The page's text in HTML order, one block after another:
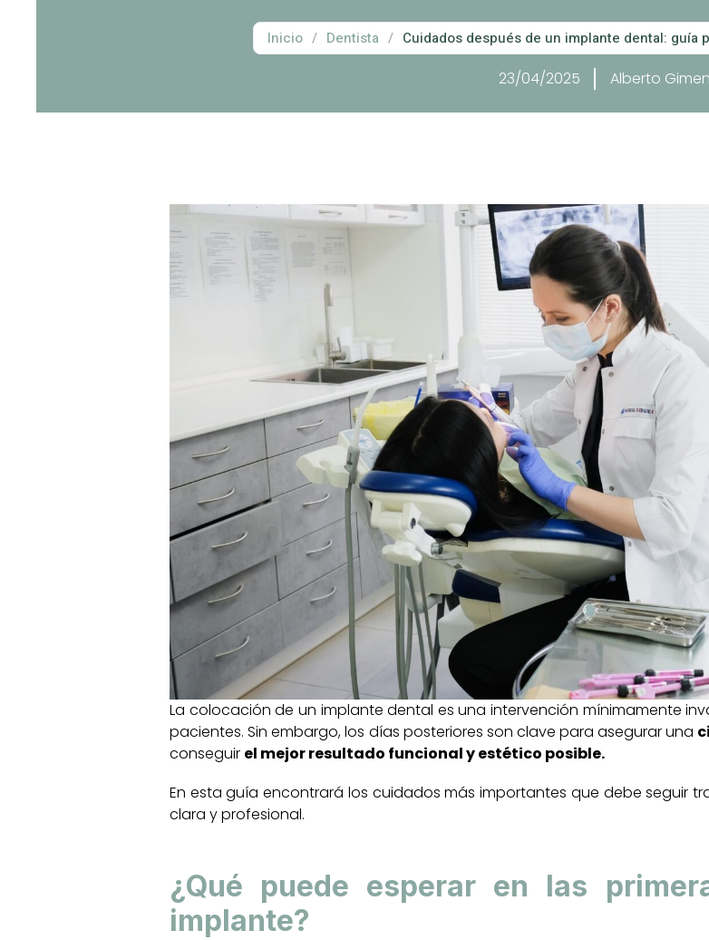
Inicio / Dentista / Cuidados después de un implante dental:
23/04/2025 Alberto
La colocación de un implante dental es una intervención mínimamente
pacientes. Sin embargo, los días posteriores son clave para asegurar una
conseguir el mejor resultado funcional y estético posible.
En esta guía encontrará los cuidados más importantes que debe seguir
clara y profesional.
¿Qué puede esperar en las
implante?